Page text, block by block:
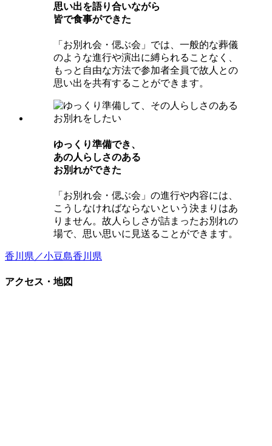
思い出を語り合いながら
皆で⾷事ができた
「お別れ会・偲ぶ会」では、一般的な葬儀
のような進行や演出に縛られることなく、
もっと自由な方法で参加者全員で故人との
思い出を共有することができます。
ゆっくり準備でき、
あの⼈らしさのある
お別れができた
「お別れ会・偲ぶ会」の進行や内容には、
こうしなければならないという決まりはあ
りません。故人らしさが詰まったお別れの
場で、思い思いに見送ることができます。
香川県／小豆島香川県
アクセス・地図